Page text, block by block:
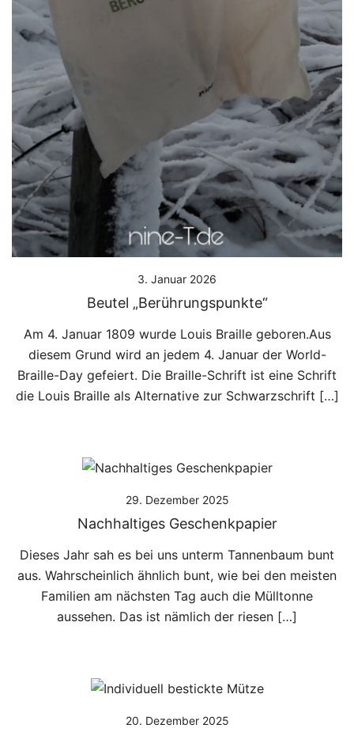
3. Januar 2026
Beutel „Berührungspunkte“
Am 4. Januar 1809 wurde Louis Braille geboren.Aus
diesem Grund wird an jedem 4. Januar der World-
Braille-Day gefeiert. Die Braille-Schrift ist eine Schrift
die Louis Braille als Alternative zur Schwarzschrift […]
29. Dezember 2025
Nachhaltiges Geschenkpapier
Dieses Jahr sah es bei uns unterm Tannenbaum bunt
aus. Wahrscheinlich ähnlich bunt, wie bei den meisten
Familien am nächsten Tag auch die Mülltonne
aussehen. Das ist nämlich der riesen […]
20. Dezember 2025